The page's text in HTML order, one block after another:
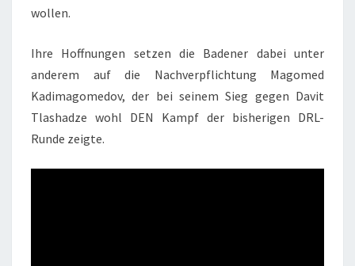
wollen.
Ihre Hoffnungen setzen die Badener dabei unter
anderem auf die Nachverpflichtung Magomed
Kadimagomedov, der bei seinem Sieg gegen Davit
Tlashadze wohl DEN Kampf der bisherigen DRL-
Runde zeigte.